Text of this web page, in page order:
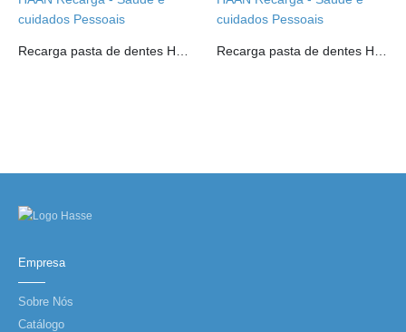
Recarga pasta de dentes HAAN Good on Ya 150ml Recarga pasta de dentes HAAN Life’s a Beach 150ml
Empresa
Sobre Nós
Catálogo